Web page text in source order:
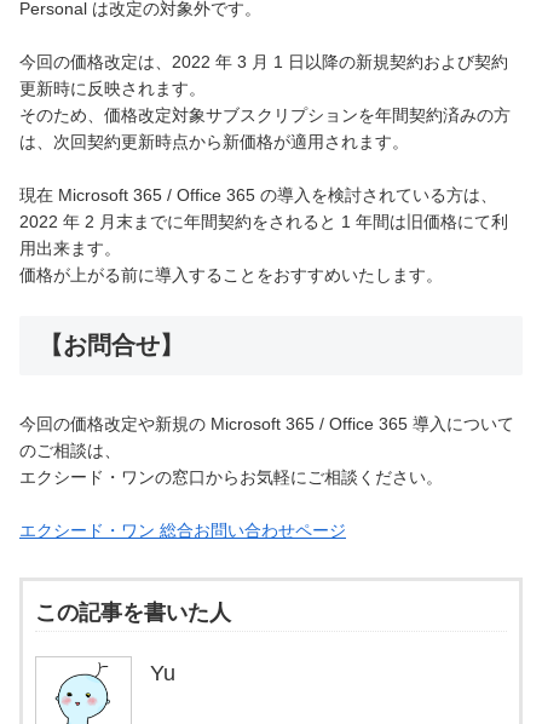
Personal は改定の対象外です。
今回の価格改定は、2022 年 3 月 1 日以降の新規契約および契約
更新時に反映されます。
そのため、価格改定対象サブスクリプションを年間契約済みの方
は、次回契約更新時点から新価格が適用されます。
現在 Microsoft 365 / Office 365 の導入を検討されている方は、
2022 年 2 月末までに年間契約をされると 1 年間は旧価格にて利
用出来ます。
価格が上がる前に導入することをおすすめいたします。
【お問合せ】
今回の価格改定や新規の Microsoft 365 / Office 365 導入について
のご相談は、
エクシード・ワンの窓口からお気軽にご相談ください。
エクシード・ワン 総合お問い合わせページ
この記事を書いた人
Yu